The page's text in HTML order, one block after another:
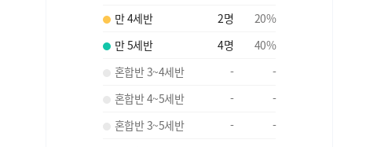
만 4세반
2명 20%
만 5세반
4명 40%
혼합반 3~4세반
-
-
혼합반 4~5세반
-
-
혼합반 3~5세반
-
-